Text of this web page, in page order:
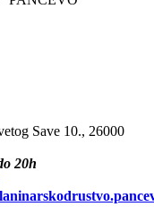
Save 10., 26000
20h